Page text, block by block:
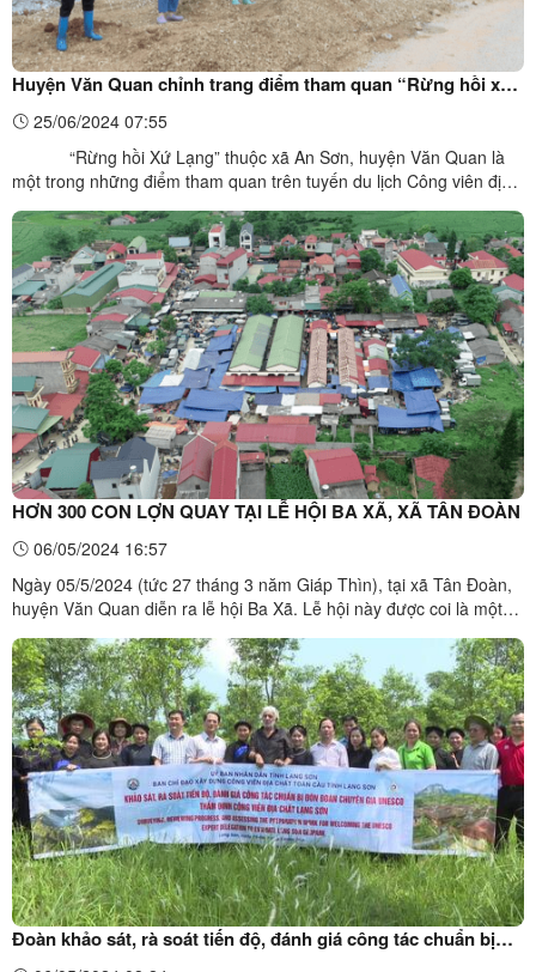
Huyện Văn Quan chỉnh trang điểm tham quan “Rừng hồi xứ
Lạng”
25/06/2024 07:55
“Rừng hồi Xứ Lạng” thuộc xã An Sơn, huyện Văn Quan là
một trong những điểm tham quan trên tuyến du lịch Công viên địa
ngày 13/6/2024 đến ngày 19/6/2024, cấp ủy, chính quyền xã An
Sơn đã huy động cán bộ, công chức, viên chức, ...
HƠN 300 CON LỢN QUAY TẠI LỄ HỘI BA XÃ, XÃ TÂN ĐOÀN
06/05/2024 16:57
Ngày 05/5/2024 (tức 27 tháng 3 năm Giáp Thìn), tại xã Tân Đoàn,
huyện Văn Quan diễn ra lễ hội Ba Xã. Lễ hội này được coi là một
Lạng. Ước tính có khoảng 300 con lợn quay bày bán tại ngày Hội
để người dân thưởng thức, tiếp đãi khách, ...
Đoàn khảo sát, rà soát tiến độ, đánh giá công tác chuẩn bị
đón Đoàn chuyên gia UNESCO thẩm định Công viên địa chất